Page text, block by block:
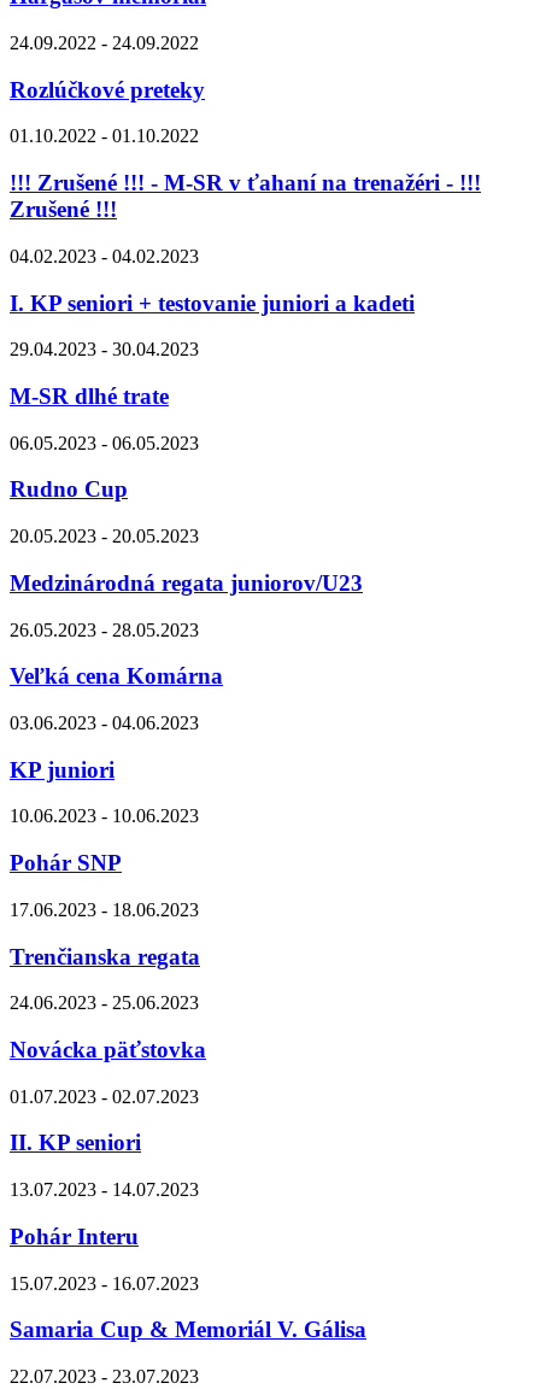
24.09.2022 - 24.09.2022
Rozlúčkové preteky
01.10.2022 - 01.10.2022
!!! Zrušené !!! - M-SR v ťahaní na trenažéri - !!!
Zrušené !!!
04.02.2023 - 04.02.2023
I. KP seniori + testovanie juniori a kadeti
29.04.2023 - 30.04.2023
M-SR dlhé trate
06.05.2023 - 06.05.2023
Rudno Cup
20.05.2023 - 20.05.2023
Medzinárodná regata juniorov/U23
26.05.2023 - 28.05.2023
Veľká cena Komárna
03.06.2023 - 04.06.2023
KP juniori
10.06.2023 - 10.06.2023
Pohár SNP
17.06.2023 - 18.06.2023
Trenčianska regata
24.06.2023 - 25.06.2023
Novácka päťstovka
01.07.2023 - 02.07.2023
II. KP seniori
13.07.2023 - 14.07.2023
Pohár Interu
15.07.2023 - 16.07.2023
Samaria Cup & Memoriál V. Gálisa
22.07.2023 - 23.07.2023